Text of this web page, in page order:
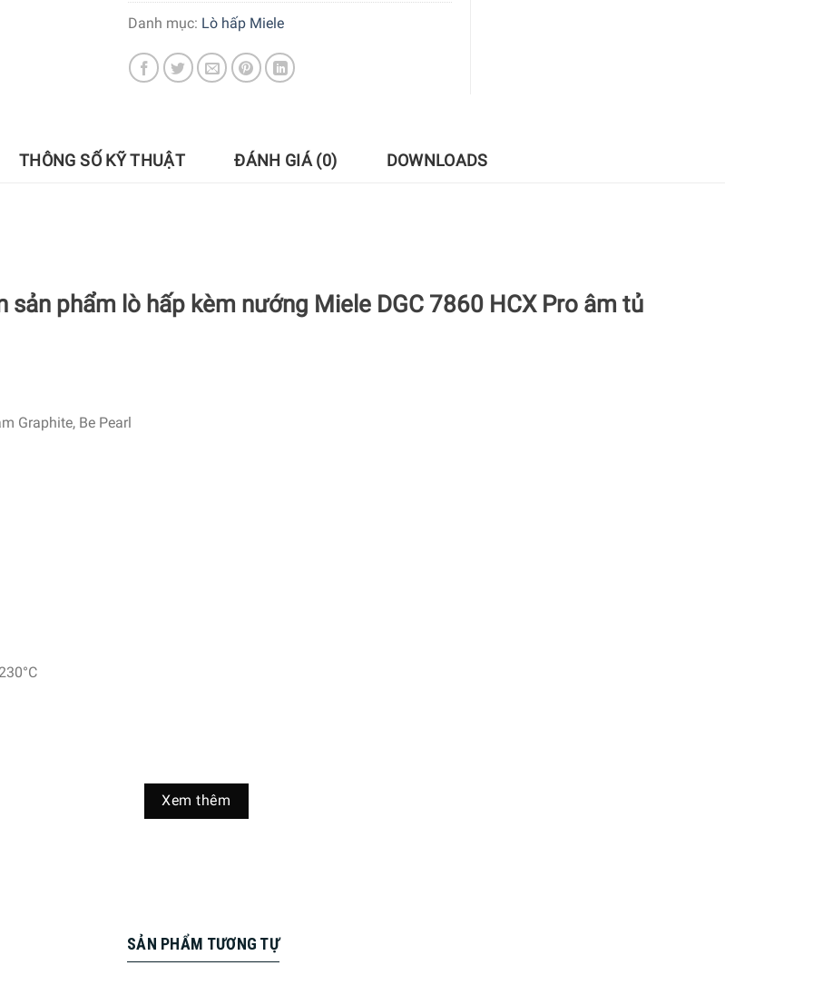
Danh mục: Lò hấp Miele
THÔNG SỐ KỸ THUẬT ĐÁNH GIÁ (0) DOWNLOADS
phẩm lò hấp kèm nướng Miele DGC 7860 HCX Pro âm tủ
Graphite, Be Pearl
Xem thêm
SẢN PHẨM TƯƠNG TỰ